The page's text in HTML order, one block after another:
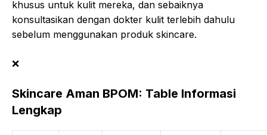
khusus untuk kulit mereka, dan sebaiknya
konsultasikan dengan dokter kulit terlebih dahulu
sebelum menggunakan produk skincare.
❌
Skincare Aman BPOM: Table Informasi
Lengkap